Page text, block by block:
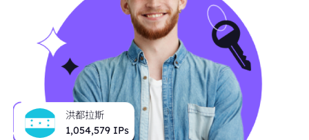
洪都拉斯
1,054,579 IPs